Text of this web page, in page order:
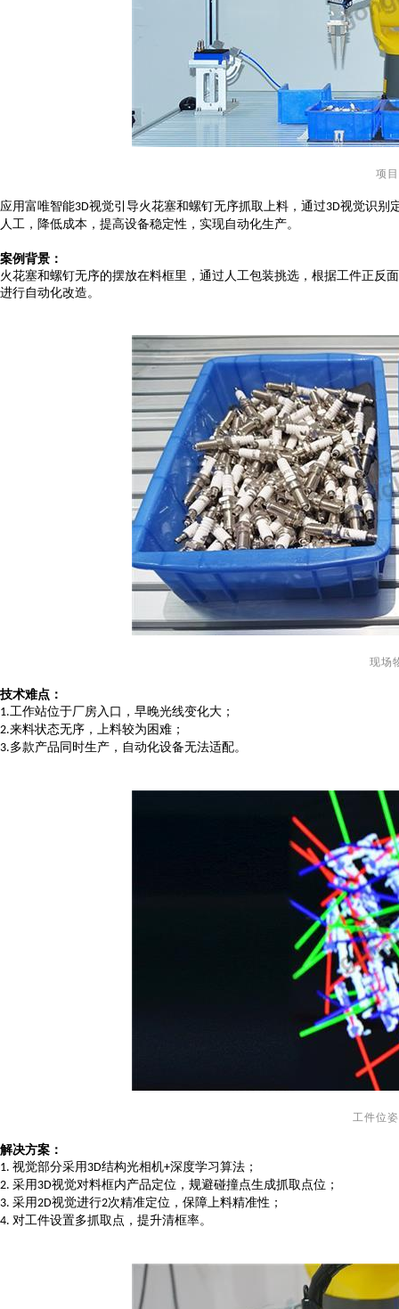
项
应用富唯智能3D视觉引导火花塞和螺钉无序抓取上料，通过3D视觉识别
人工，降低成本，提高设备稳定性，实现自动化生产。
案例背景 ：
火花塞和螺钉无序的摆放在料框里，通过人工包装挑选，根据工件正反
进行自动化改造。
现场
技术难点 ：
1.工作站位于厂房入口，早晚光线变化大；
2.来料状态无序，上料较为困难；
3.多款产品同时生产，自动化设备无法适配。
工件位
解决方案 ：
1. 视觉部分采用 3D结构光相机+深度学习算法 ；
2. 采用 3D视觉对料框内产品定位，规避碰撞点生成抓取点位 ；
3. 采用2D视觉进行2次精准定位，保障上料精准性 ；
4. 对工件设置多抓取点，提升清框率。